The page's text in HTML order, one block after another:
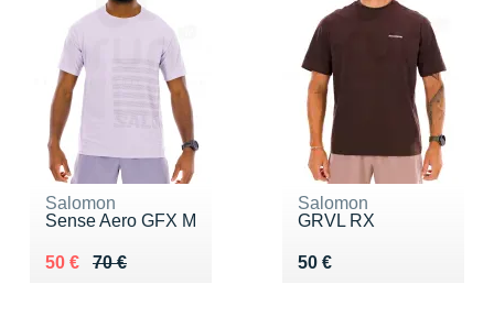
Salomon
Sense Aero GFX M
70 €
Au lieu de 70 €
50 €
Vendu 50 €
Salomon
GRVL RX
50 €
Vendu 50 €